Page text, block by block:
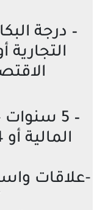
– درجة
التجارية
– 5
-علاقات